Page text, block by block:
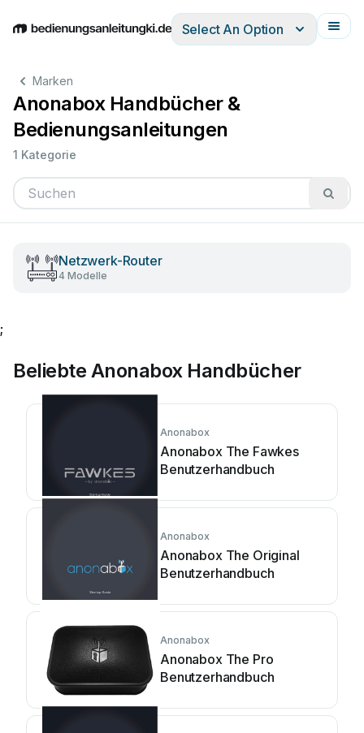
EnglishDeutschEspañolItalianoFrançais
Select An Option
Marken
Anonabox Handbücher &
Bedienungsanleitungen
1 Kategorie
Netzwerk-Router
4 Modelle
;
Beliebte Anonabox Handbücher
Anonabox
Anonabox The Fawkes
Benutzerhandbuch
Anonabox
Anonabox The Original
Benutzerhandbuch
Anonabox
Anonabox The Pro
Benutzerhandbuch